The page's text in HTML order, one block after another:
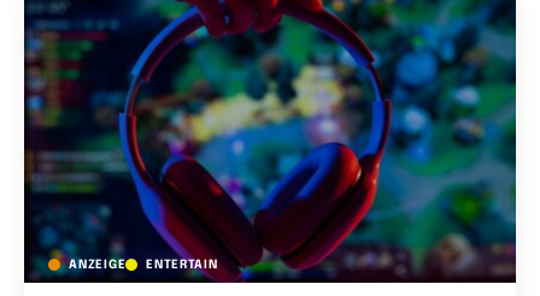
ANZEIGE ENTERTAIN